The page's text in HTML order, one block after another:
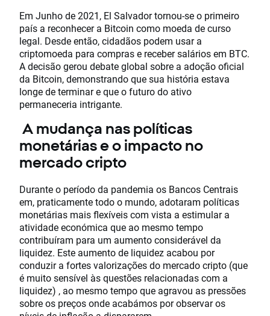
Em Junho de 2021, El Salvador tornou-se o primeiro
país a reconhecer a Bitcoin como moeda de curso
legal. Desde então, cidadãos podem usar a
criptomoeda para compras e receber salários em BTC.
A decisão gerou debate global sobre a adoção oficial
da Bitcoin, demonstrando que sua história estava
longe de terminar e que o futuro do ativo
permaneceria intrigante.
A mudança nas políticas
monetárias e o impacto no
mercado cripto
Durante o período da pandemia os Bancos Centrais
em, praticamente todo o mundo, adotaram políticas
monetárias mais flexíveis com vista a estimular a
atividade económica que ao mesmo tempo
contribuíram para um aumento considerável da
liquidez. Este aumento de liquidez acabou por
conduzir a fortes valorizações do mercado cripto (que
é muito sensível às questões relacionadas com a
liquidez) , ao mesmo tempo que agravou as pressões
sobre os preços onde acabámos por observar os